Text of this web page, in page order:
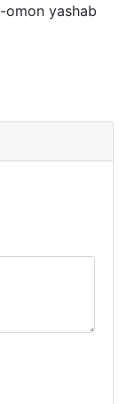
omon yashab